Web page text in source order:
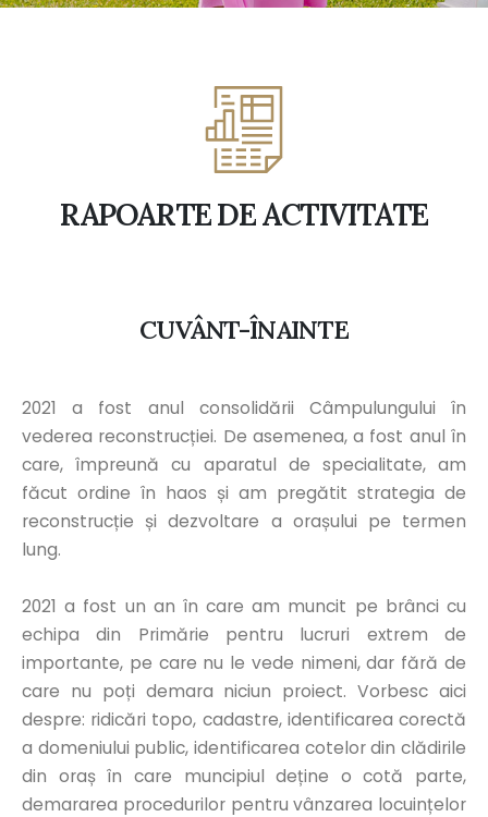
RAPOARTE DE ACTIVITATE
CUVÂNT-ÎNAINTE
2021 a fost anul consolidării Câmpulungului în
vederea reconstrucției. De asemenea, a fost anul în
care, împreună cu aparatul de specialitate, am
făcut ordine în haos și am pregătit strategia de
reconstrucție și dezvoltare a orașului pe termen
lung.
2021 a fost un an în care am muncit pe brânci cu
echipa din Primărie pentru lucruri extrem de
importante, pe care nu le vede nimeni, dar fără de
care nu poți demara niciun proiect. Vorbesc aici
despre: ridicări topo, cadastre, identificarea corectă
a domeniului public, identificarea cotelor din clădirile
din oraș în care muncipiul deține o cotă parte,
demararea procedurilor pentru vânzarea locuințelor